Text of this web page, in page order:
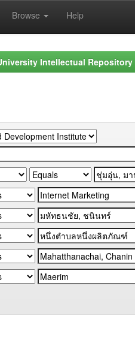
Browse Help
Intellectual Repository